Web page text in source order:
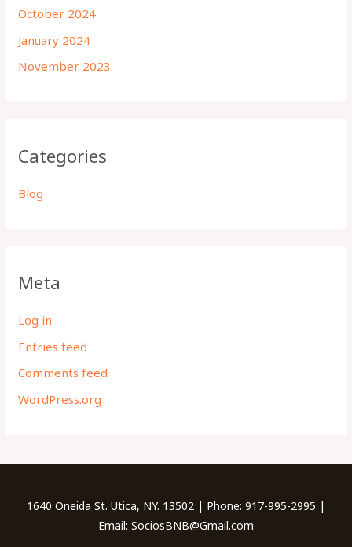
October 2024
January 2024
November 2023
Categories
Blog
Meta
Log in
Entries feed
Comments feed
WordPress.org
1640 Oneida St. Utica, NY. 13502 | Phone: 917-995-2995 |
Email: SociosBNB@Gmail.com